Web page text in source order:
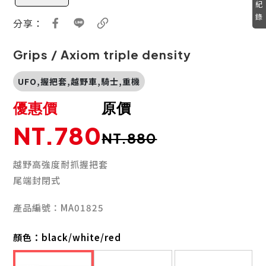
分享：
Grips / Axiom triple density
UFO,握把套,越野車,騎士,重機
原價
NT.880
優惠價
NT.780
越野高強度耐抓握把套
尾端封閉式
產品編號：MA01825
顏色： black/white/red
紀
錄